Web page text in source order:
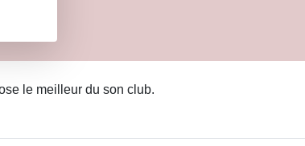
le meilleur du son club.